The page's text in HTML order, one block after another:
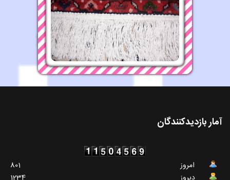
آمار بازدیدکنندگان
امروز
801